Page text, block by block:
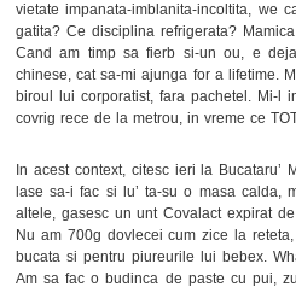
vietate impanata-imblanita-incoltita, we
gatita? Ce disciplina refrigerata?
Cand am timp sa fierb si-un ou, e
chinese, cat sa-mi ajunga for a lifetime.
biroul lui corporatist, fara pachetel. Mi-l
covrig rece de la metrou, in vreme ce
In acest context, citesc ieri la Bucataru’
lase sa-i fac si lu’ ta-su o masa calda,
altele, gasesc un unt Covalact expirat
Nu am 700g dovlecei cum zice la
bucata si pentru piureurile lui bebex.
Am sa fac o budinca de paste cu pui,